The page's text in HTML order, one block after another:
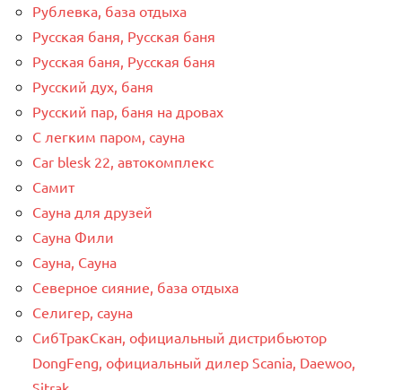
Рублевка, база отдыха
Русская баня, Русская баня
Русская баня, Русская баня
Русский дух, баня
Русский пар, баня на дровах
С легким паром, сауна
Сar blesk 22, автокомплекс
Самит
Сауна для друзей
Сауна Фили
Сауна, Сауна
Северное сияние, база отдыха
Селигер, сауна
СибТракСкан, официальный дистрибьютор
DongFeng, официальный дилер Scania, Daewoo,